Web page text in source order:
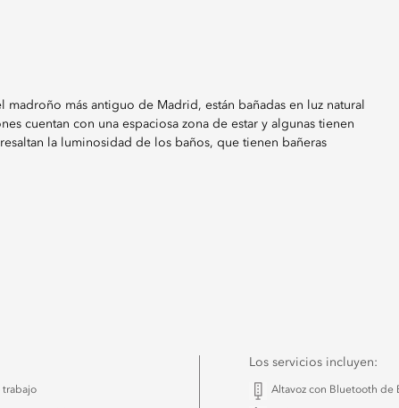
madroño más antiguo de Madrid, están bañadas en luz natural
cuentan con una espaciosa zona de estar y algunas tienen
la luminosidad de los baños, que tienen bañeras
trabajo
Los servicios incluyen:
Altavoz con Bluetooth de